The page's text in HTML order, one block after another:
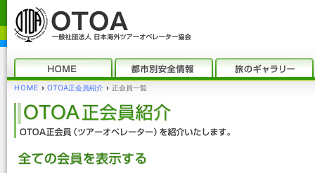
HOME › OTOA正会員紹介 › 正会員一覧